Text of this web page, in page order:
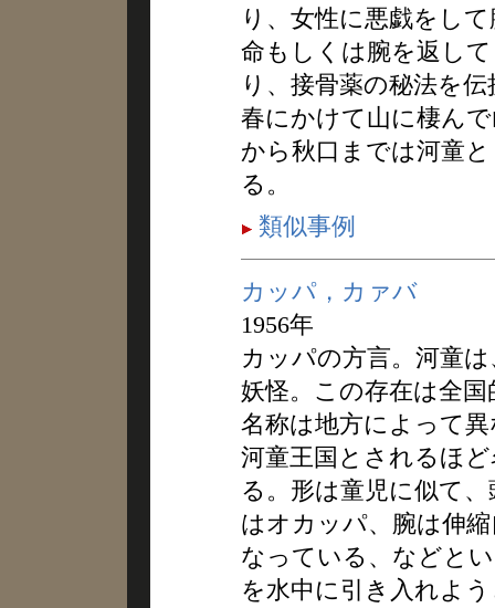
り、女性に悪戯をし
命もしくは腕を返し
り、接骨薬の秘法を
春にかけて山に棲ん
から秋口までは河童
る。
類似事例
カッパ，カァバ
1956年
カッパの方言。河童
妖怪。この存在は全
名称は地方によって
河童王国とされるほ
る。形は童児に似て
はオカッパ、腕は伸
なっている、などと
を水中に引き入れよ